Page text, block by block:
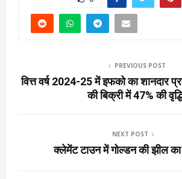
PREVIOUS POST
वित्त वर्ष 2024-25 में इफको का शानदार
की बिक्री में 47% की
NEXT POST
क्लेमेंट टाउन में गोल्डन की झील का